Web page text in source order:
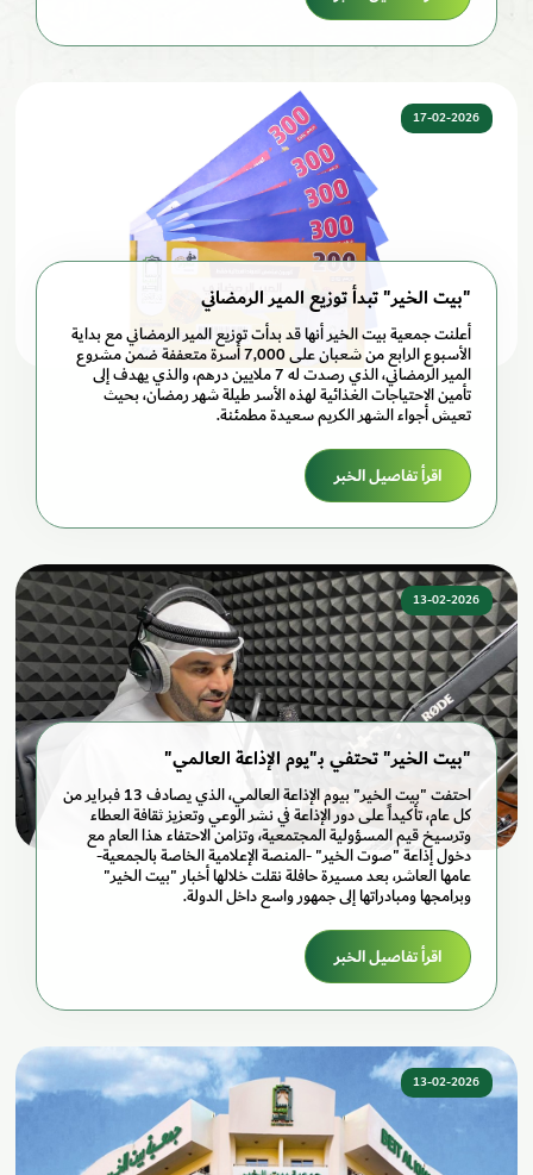
17-02-2026
"بيت الخير" تبدأ توزيع المير الرمضاني
أعلنت جمعية بيت الخير أنها قد بدأت توزيع المير الرمضاني مع بداية
الأسبوع الرابع من شعبان على 7,000 أسرة متعففة ضمن مشروع
المير الرمضاني، الذي رصدت له 7 ملايين درهم، والذي يهدف إلى
تأمين الاحتياجات الغذائية لهذه الأسر طيلة شهر رمضان، بحيث
تعيش أجواء الشهر الكريم سعيدة مطمئنة.
اقرأ تفاصيل الخبر
13-02-2026
"بيت الخير" تحتفي بـ"يوم الإذاعة العالمي"
احتفت "بيت الخير" بيوم الإذاعة العالمي، الذي يصادف 13 فبراير من
كل عام، تأكيداً على دور الإذاعة في نشر الوعي وتعزيز ثقافة العطاء
وترسيخ قيم المسؤولية المجتمعية، وتزامن الاحتفاء هذا العام مع
دخول إذاعة "صوت الخير" -المنصة الإعلامية الخاصة بالجمعية-
عامها العاشر، بعد مسيرة حافلة نقلت خلالها أخبار "بيت الخير"
وبرامجها ومبادراتها إلى جمهور واسع داخل الدولة.
اقرأ تفاصيل الخبر
13-02-2026